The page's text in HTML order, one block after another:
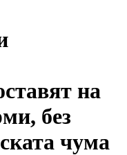
на
без
чума